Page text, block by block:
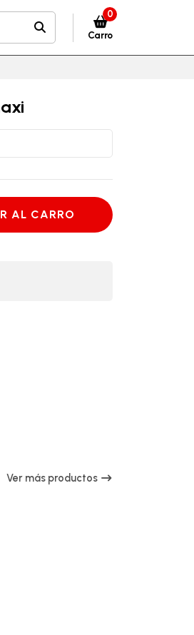
0
Carro
AL CARRO
Ver más productos